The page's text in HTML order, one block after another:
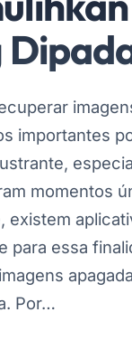
importantes
momentos
existem
para essa
Por…